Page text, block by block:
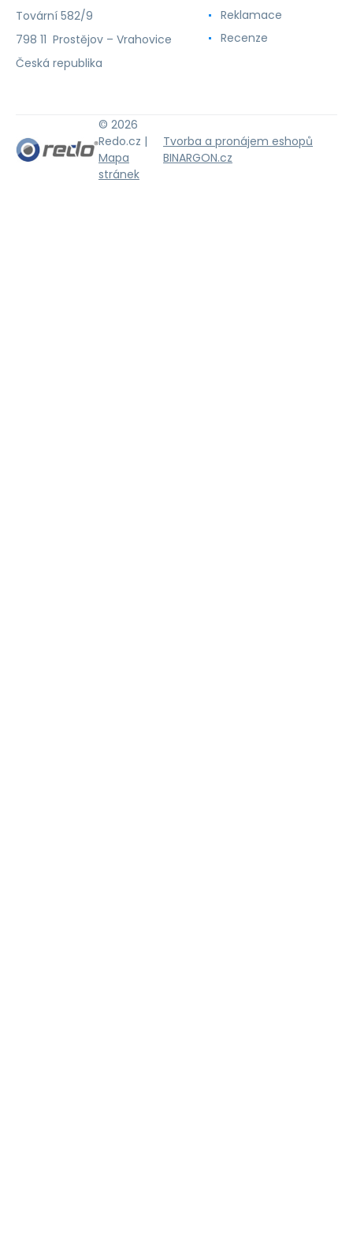
Tovární 582/9
798 11 Prostějov – Vrahovice
Česká republika
Reklamace
Recenze
© 2026
Redo.cz |
Mapa
stránek
Tvorba a pronájem eshopů
BINARGON.cz